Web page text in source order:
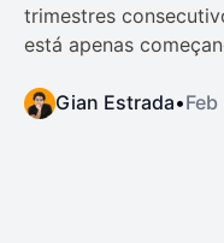
trimestres
está apenas
Gian Estrada•